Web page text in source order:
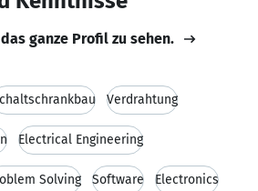
ganze Profil zu sehen.
Verdrahtung
Electrical Engineering
Solving Software Electronics